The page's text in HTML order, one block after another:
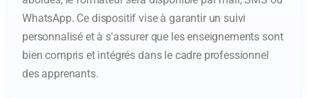
WhatsApp. Ce dispositif vise à garantir un suivi
personnalisé et à s'assurer que les enseignements sont
bien compris et intégrés dans le cadre professionnel
des apprenants.